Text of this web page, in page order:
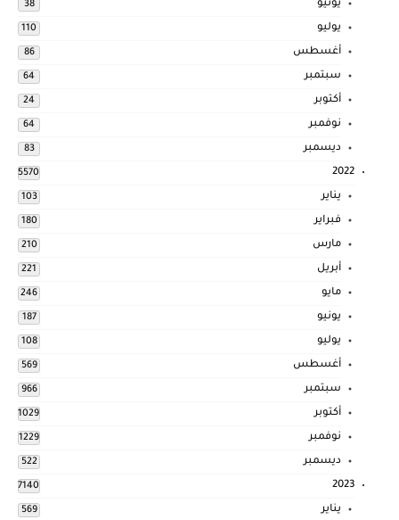
يونيو 38
يوليو 110
أغسطس 86
سبتمبر 64
أكتوبر 24
نوفمبر 64
ديسمبر 83
2022
5570
يناير 103
فبراير 180
مارس 210
أبريل 221
مايو 246
يونيو 187
يوليو 108
أغسطس 569
سبتمبر 966
أكتوبر 1029
نوفمبر 1229
ديسمبر 522
2023
7140
يناير 569